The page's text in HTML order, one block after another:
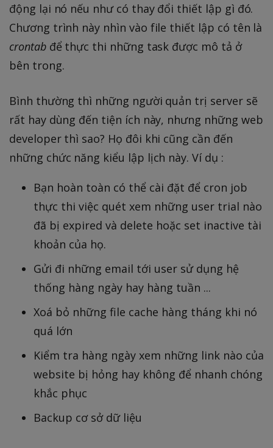
động lại nó nếu như có thay đổi thiết lập gì đó.
Chương trình này nhìn vào file thiết lập có tên là
crontabđể thực thi những task được mô tả ở
bên trong.
Bình thường thì những người quản trị server sẽ
rất hay dùng đến tiện ích này, nhưng những web
developer thì sao? Họ đôi khi cũng cần đến
những chức năng kiểu lập lịch này. Ví dụ :
Bạn hoàn toàn có thể cài đặt để cron job
thực thi việc quét xem những user trial nào
đã bị expired và delete hoặc set inactive tài
khoản của họ.
Gửi đi những email tới user sử dụng hệ
thống hàng ngày hay hàng tuần ...
Xoá bỏ những file cache hàng tháng khi nó
quá lớn
Kiểm tra hàng ngày xem những link nào của
website bị hỏng hay không để nhanh chóng
khắc phục
Backup cơ sở dữ liệu